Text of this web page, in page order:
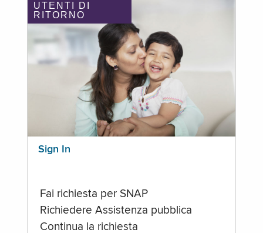
UTENTI DI
RITORNO
Sign In
Fai richiesta per SNAP
Richiedere Assistenza pubblica
Continua la richiesta